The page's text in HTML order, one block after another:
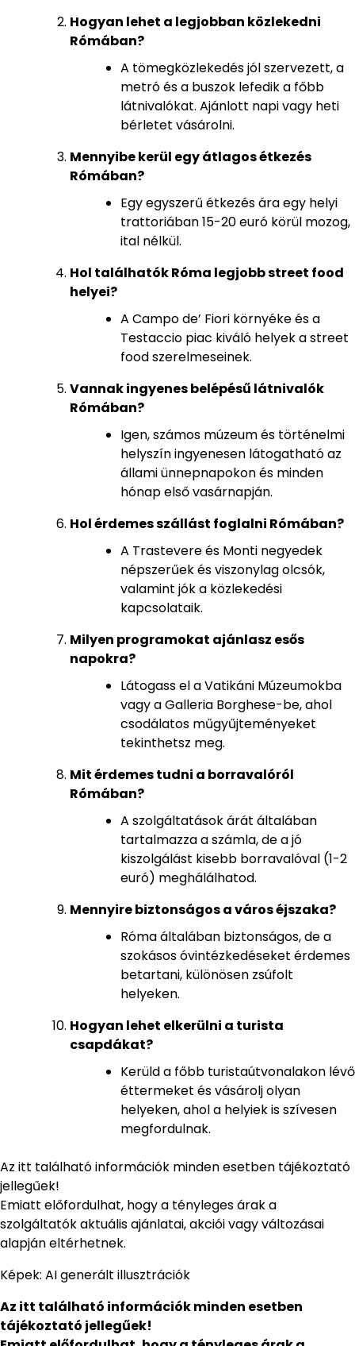
Hogyan lehet a legjobban közlekedni
Rómában?
A tömegközlekedés jól szervezett, a
metró és a buszok lefedik a főbb
látnivalókat. Ajánlott napi vagy heti
bérletet vásárolni.
Mennyibe kerül egy átlagos étkezés
Rómában?
Egy egyszerű étkezés ára egy helyi
trattoriában 15-20 euró körül mozog,
ital nélkül.
Hol találhatók Róma legjobb street food
helyei?
A Campo de’ Fiori környéke és a
Testaccio piac kiváló helyek a street
food szerelmeseinek.
Vannak ingyenes belépésű látnivalók
Rómában?
Igen, számos múzeum és történelmi
helyszín ingyenesen látogatható az
állami ünnepnapokon és minden
hónap első vasárnapján.
Hol érdemes szállást foglalni Rómában?
A Trastevere és Monti negyedek
népszerűek és viszonylag olcsók,
valamint jók a közlekedési
kapcsolataik.
Milyen programokat ajánlasz esős
napokra?
Látogass el a Vatikáni Múzeumokba
vagy a Galleria Borghese-be, ahol
csodálatos műgyűjteményeket
tekinthetsz meg.
Mit érdemes tudni a borravalóról
Rómában?
A szolgáltatások árát általában
tartalmazza a számla, de a jó
kiszolgálást kisebb borravalóval (1-2
euró) meghálálhatod.
Mennyire biztonságos a város éjszaka?
Róma általában biztonságos, de a
szokásos óvintézkedéseket érdemes
betartani, különösen zsúfolt
helyeken.
Hogyan lehet elkerülni a turista
csapdákat?
Kerüld a főbb turistaútvonalakon lévő
éttermeket és vásárolj olyan
helyeken, ahol a helyiek is szívesen
megfordulnak.
Az itt található információk minden esetben tájékoztató
jellegűek!
Emiatt előfordulhat, hogy a tényleges árak a
szolgáltatók aktuális ajánlatai, akciói vagy változásai
alapján eltérhetnek.
Képek: AI generált illusztrációk
Az itt található információk minden esetben
tájékoztató jellegűek!